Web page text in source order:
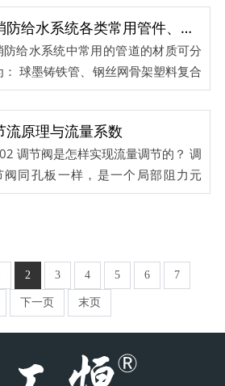
。从根源上防止泄漏，应该说是不二
...
消防给水系统各类常用管件、阀门图解！
防给水系统中常用的管道的材质可分
： 球墨铸铁管、钢丝网骨架塑料复合
、加厚钢管、无缝钢管； 常用的链接
法有： 沟槽连接、法兰、焊接、螺
、卡压； 常用的阀门有： 截止阀、
阀、蝶阀、球阀、止回阀； 这些管件
阀门在我们平时生活总或多或少都...
流原理与流量系数
调节阀是怎样实现流量调节的？ 调
阀同孔板一样，是一个局部阻力元
。调节阀是按照信号压力的大小，通
个可变的节流元件。但是，我们仍把
节阀模拟成孔板节流形式（图3-1）
2 3 4 5 6 7
下一页 末页